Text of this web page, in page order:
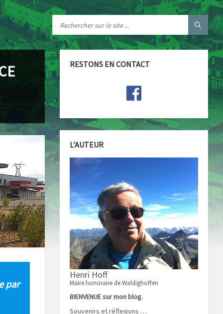
par
RESTONS EN CONTACT
L’AUTEUR
Henri Hoff
Maire honoraire de Waldighoffen
BIENVENUE sur mon blog.
Souvenirs et réflexions …